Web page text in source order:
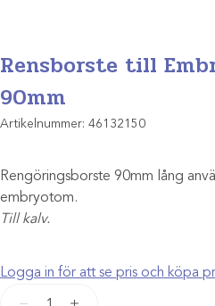
Rensborste till
90mm
Artikelnummer: 46132150
Rengöringsborste 90mm lång
embryotom.
Till kalv.
Logga in för att se pris och köpa
Rensborste